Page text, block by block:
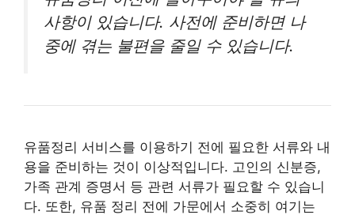
사항이 있습니다. 사전에 준비하면 나
중에 겪는 불편을 줄일 수 있습니다.
유품정리 서비스를 이용하기 전에 필요한 서류와 내
용을 준비하는 것이 이상적입니다. 고인의 신분증,
가족 관계 증명서 등 관련 서류가 필요할 수 있습니
다. 또한, 유품 정리 전에 가문에서 소중히 여기는